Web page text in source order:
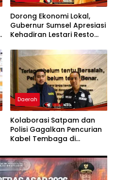
Dorong Ekonomi Lokal,
Gubernur Sumsel Apresiasi
Kehadiran Lestari Resto
Opening 50%
Daerah
Kolaborasi Satpam dan
Polisi Gagalkan Pencurian
Kabel Tembaga di